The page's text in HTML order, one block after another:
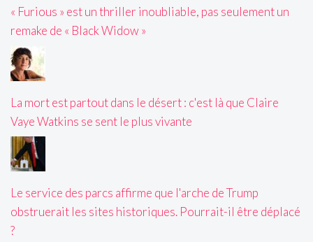
« Furious » est un thriller inoubliable, pas seulement un
remake de « Black Widow »
La mort est partout dans le désert : c'est là que Claire
Vaye Watkins se sent le plus vivante
Le service des parcs affirme que l'arche de Trump
obstruerait les sites historiques. Pourrait-il être déplacé
?